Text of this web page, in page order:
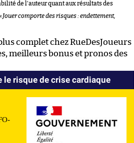
de l’auteur quant aux résultats des
Jouer comporte des risques : endettement,
complet chez RueDesJoueurs
meilleurs bonus et pronos des
le risque de crise cardiaque